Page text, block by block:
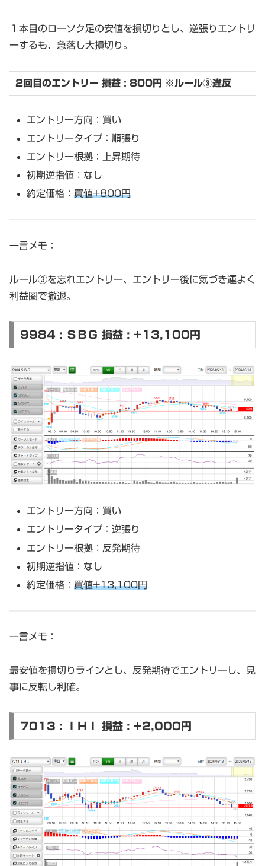
１本目のローソク足の安値を損切りとし、逆張りエントリ
ーするも、急落し大損切り。
2回目のエントリー 損益 : 800円 ※ルール③違反
エントリー方向：買い
エントリータイプ：順張り
エントリー根拠：上昇期待
初期逆指値：なし
約定価格：買値+800円
一言メモ：
ルール③を忘れエントリー、エントリー後に気づき運よく
利益圏で撤退。
9984 : ＳＢＧ 損益 : +13,100円
エントリー方向：買い
エントリータイプ：逆張り
エントリー根拠：反発期待
初期逆指値：なし
約定価格：買値+13,100円
一言メモ：
最安値を損切りラインとし、反発期待でエントリーし、見
事に反転し利確。
7013 : ＩＨＩ 損益 : +2,000円